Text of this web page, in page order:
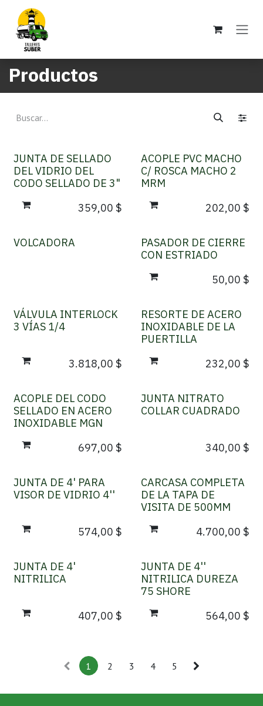
Ir al contenido
Productos
JUNTA DE SELLADO
DEL VIDRIO DEL
CODO SELLADO DE 3"
359,00 $
ACOPLE PVC MACHO
C/ ROSCA MACHO 2
MRM
202,00 $
VOLCADORA
PASADOR DE CIERRE
CON ESTRIADO
50,00 $
VÁLVULA INTERLOCK
3 VÍAS 1/4
3.818,00 $
RESORTE DE ACERO
INOXIDABLE DE LA
PUERTILLA
232,00 $
ACOPLE DEL CODO
SELLADO EN ACERO
INOXIDABLE MGN
697,00 $
JUNTA NITRATO
COLLAR CUADRADO
340,00 $
JUNTA DE 4' PARA
VISOR DE VIDRIO 4''
574,00 $
CARCASA COMPLETA
DE LA TAPA DE
VISITA DE 500MM
4.700,00 $
JUNTA DE 4'
NITRILICA
407,00 $
JUNTA DE 4''
NITRILICA DUREZA
75 SHORE
564,00 $
1 2 3 4 5